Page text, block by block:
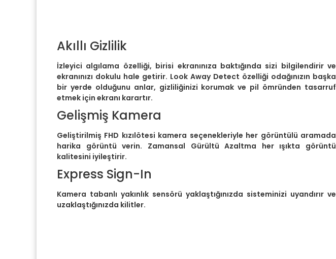
Akıllı Gizlilik
İzleyici algılama özelliği, birisi ekranınıza baktığında sizi bilgilendirir ve
ekranınızı dokulu hale getirir. Look Away Detect özelliği odağınızın başka
bir yerde olduğunu anlar, gizliliğinizi korumak ve pil ömründen tasarruf
etmek için ekranı karartır.
Gelişmiş Kamera
Geliştirilmiş FHD kızılötesi kamera seçenekleriyle her görüntülü aramada
harika görüntü verin. Zamansal Gürültü Azaltma her ışıkta görüntü
kalitesini iyileştirir.
Express Sign-In
Kamera tabanlı yakınlık sensörü yaklaştığınızda sisteminizi uyandırır ve
uzaklaştığınızda kilitler.